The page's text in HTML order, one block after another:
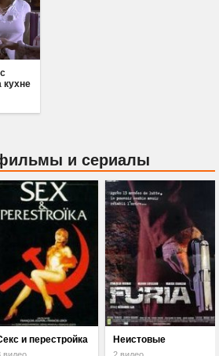
кухне
и сериалы
и перестройка Неистовые